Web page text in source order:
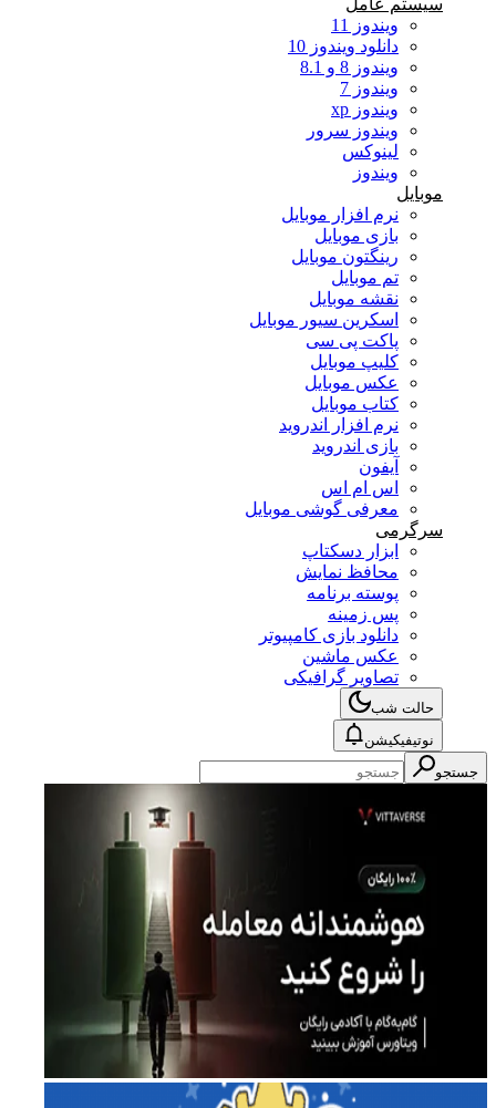
سیستم عامل
ویندوز 11
دانلود ویندوز 10
ویندوز 8 و 8.1
ویندوز 7
ویندوز xp
ویندوز سرور
لینوکس
ویندوز
موبایل
نرم افزار موبایل
بازی موبایل
رینگتون موبایل
تم موبایل
نقشه موبایل
اسکرین سیور موبایل
پاکت پی سی
کلیپ موبایل
عکس موبایل
کتاب موبایل
نرم افزار اندروید
بازی اندروید
آیفون
اس ام اس
معرفی گوشی موبایل
سرگرمی
ابزار دسکتاپ
محافظ نمایش
پوسته برنامه
پس زمینه
دانلود بازی کامپیوتر
عکس ماشین
تصاویر گرافیکی
حالت شب
نوتیفیکیشن
جستجو